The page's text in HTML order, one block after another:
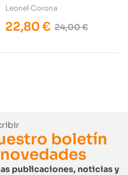
desarrollo regional
Leonel Corona
24,00€
22,80 €
boletín
publicaciones, noticias y